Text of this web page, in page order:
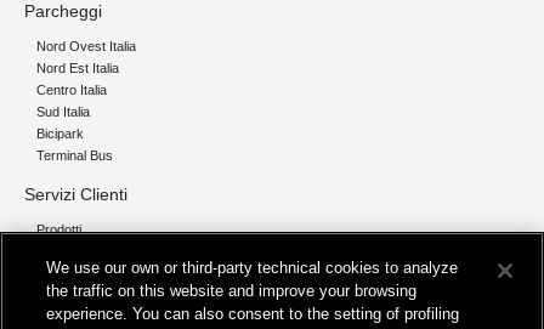
Parcheggi
Nord Ovest Italia
Nord Est Italia
Centro Italia
Sud Italia
Bicipark
Terminal Bus
Servizi Clienti
Prodotti
Chi siamo
I nostri pilastri
We use our own or third-party technical cookies to analyze
the traffic on this website and improve your browsing
experience. You can also consent to the setting of profiling